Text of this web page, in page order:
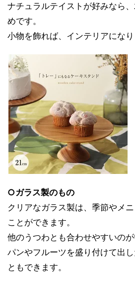
ナチュラルテイストが好みなら
めです。
小物を飾れば、インテリアになり
○ガラス製のもの
クリアなガラス製は、季節やメ
ことができます。
他のうつわとも合わせやすいのが
パンやフルーツを盛り付けて出
ともできます。